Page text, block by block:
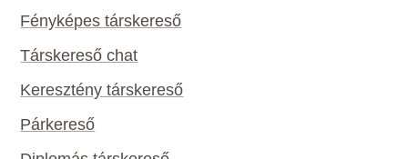
Fényképes társkereső
Társkereső chat
Keresztény társkereső
Párkereső